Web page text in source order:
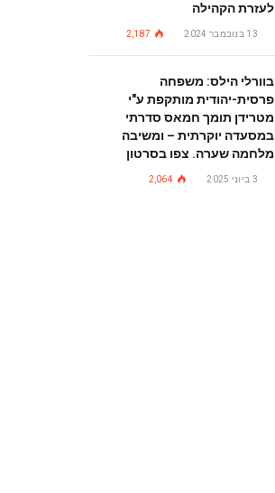
לעזרת הקהילה
13 בנובמבר 2024 2,187
בוורלי הילס: משפחה
פרסית-יהודית מותקפת ע"י
מטרידן תומך חמאס סדרתי
במסעדה יוקרתית – ומשיבה
מלחמה שערה. צפו בסרטון
3 ביוני 2025 2,064